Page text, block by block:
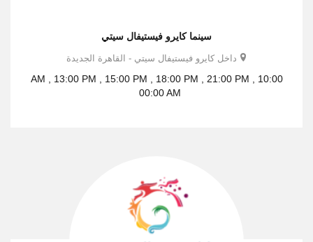
سينما كايرو فيستيفال سيتي
داخل كايرو فيستيفال سيتي - القاهرة الجديدة
10:00 AM , 13:00 PM , 15:00 PM , 18:00 PM , 21:00 PM ,
00:00 AM